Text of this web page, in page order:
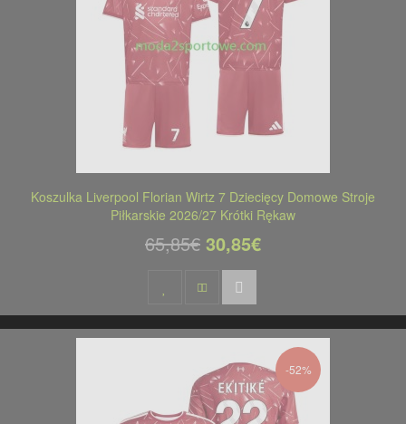
Koszulka Liverpool Florian Wirtz 7 Dziecięcy Domowe Stroje
Piłkarskie 2026/27 Krótki Rękaw
65,85€ 30,85€
-52%